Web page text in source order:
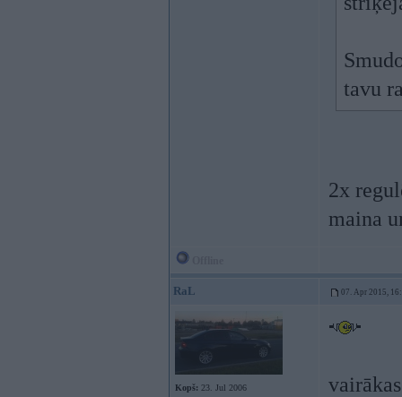
tavu
2x
maina
RaL 07. Apr 2015,
Kopš: 23. Jul 2006